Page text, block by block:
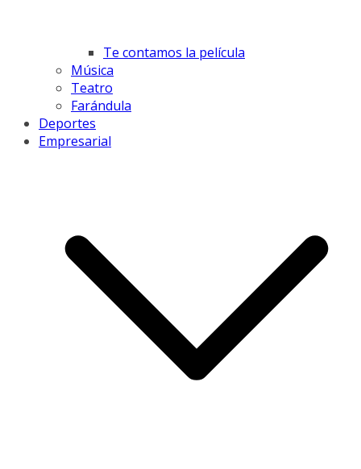
Te contamos la película
Música
Teatro
Farándula
Deportes
Empresarial